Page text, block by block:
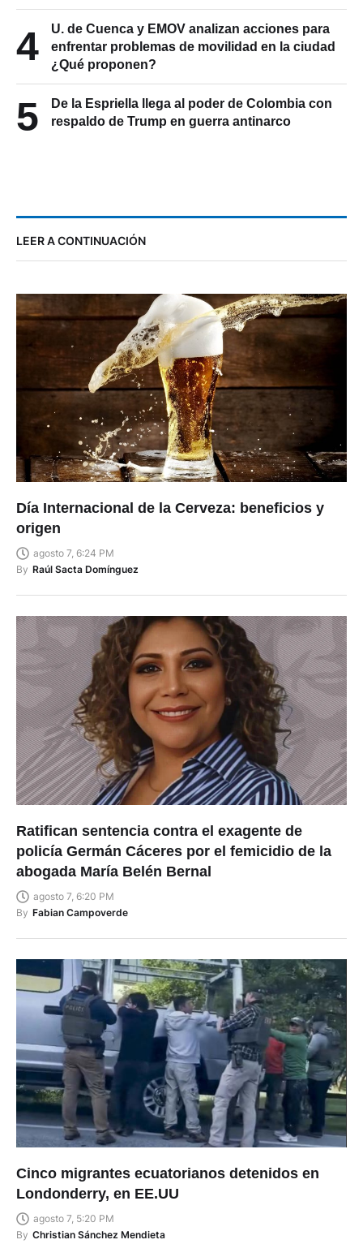
4
U. de Cuenca y EMOV analizan acciones para
enfrentar problemas de movilidad en la ciudad
¿Qué proponen?
5
De la Espriella llega al poder de Colombia con
respaldo de Trump en guerra antinarco
LEER A CONTINUACIÓN
Día Internacional de la Cerveza: beneficios y
origen
agosto 7, 6:24 PM
By Raúl Sacta Domínguez
Ratifican sentencia contra el exagente de
policía Germán Cáceres por el femicidio de la
abogada María Belén Bernal
agosto 7, 6:20 PM
By Fabian Campoverde
Cinco migrantes ecuatorianos detenidos en
Londonderry, en EE.UU
agosto 7, 5:20 PM
By Christian Sánchez Mendieta